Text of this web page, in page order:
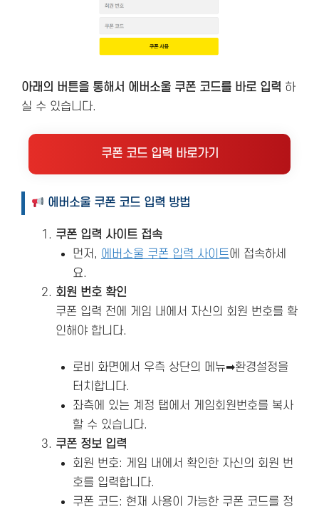
아래의 버튼을 통해서 에버소울 쿠폰 코드를 바로 입력 하
실 수 있습니다.
쿠폰 코드 입력 바로가기
에버소울 쿠폰 코드 입력 방법
쿠폰 입력 사이트 접속
먼저, 에버소울 쿠폰 입력 사이트에 접속하세
요.
회원 번호 확인
쿠폰 입력 전에 게임 내에서 자신의 회원 번호를 확
인해야 합니다.
로비 화면에서 우측 상단의 메뉴➡환경설정을
터치합니다.
좌측에 있는 계정 탭에서 게임회원번호를 복사
할 수 있습니다.
쿠폰 정보 입력
회원 번호: 게임 내에서 확인한 자신의 회원 번
호를 입력합니다.
쿠폰 코드: 현재 사용이 가능한 쿠폰 코드를 정